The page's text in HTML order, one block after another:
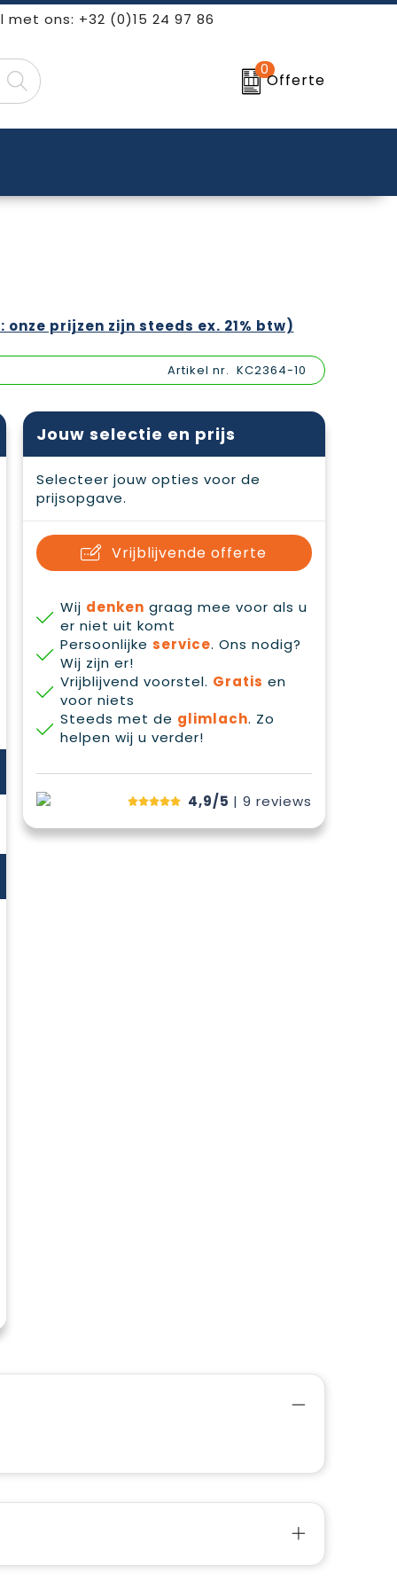
met ons: +32 (0)15 24 97 86
0
Offerte
prijzen zijn steeds ex. 21% btw)
Artikel nr. KC2364-10
Jouw selectie en prijs
Selecteer jouw opties voor de
prijsopgave.
Vrijblijvende offerte
Wij denken graag mee voor als u
er niet uit komt
Persoonlijke service. Ons nodig?
Wij zijn er!
Vrijblijvend voorstel. Gratis en
voor niets
Steeds met de glimlach. Zo
helpen wij u verder!
4,9/5 | 9 reviews